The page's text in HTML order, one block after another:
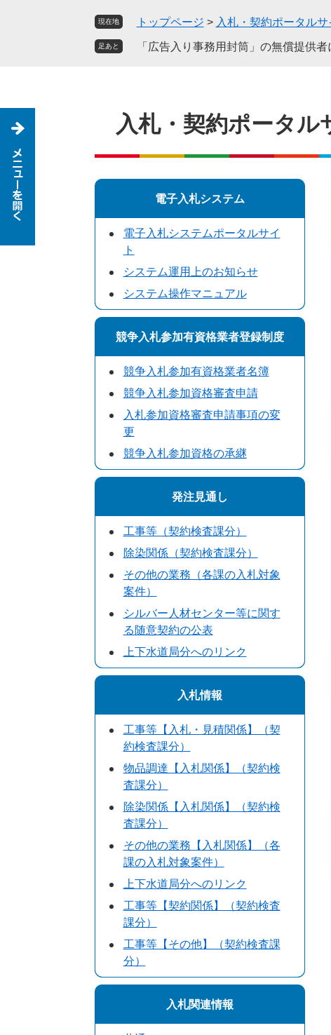
で
ば
現在地 トップページ > 入札・契約ポータルサ
足あと 「広告入り事務用封筒」の無償提供者
入札・契約ポータル
電子入札システム
電子入札システムポータルサイ
ト
システム運用上のお知らせ
システム操作マニュアル
競争入札参加有資格業者登録制度
競争入札参加有資格業者名簿
競争入札参加資格審査申請
入札参加資格審査申請事項の変
更
競争入札参加資格の承継
発注見通し
工事等（契約検査課分）
除染関係（契約検査課分）
その他の業務（各課の入札対象
案件）
シルバー人材センター等に関す
る随意契約の公表
上下水道局分へのリンク
入札情報
工事等【入札・見積関係】（契
約検査課分）
物品調達【入札関係】（契約検
査課分）
除染関係【入札関係】（契約検
査課分）
その他の業務【入札関係】（各
課の入札対象案件）
上下水道局分へのリンク
工事等【契約関係】（契約検査
課分）
工事等【その他】（契約検査課
分）
入札関連情報